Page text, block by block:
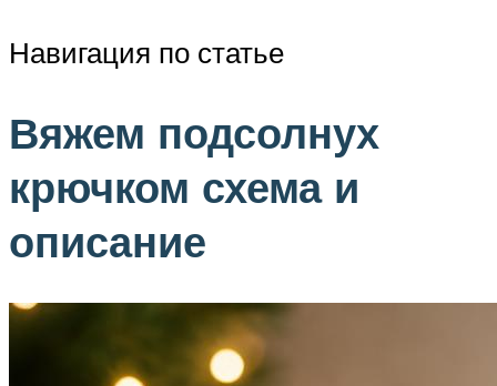
Навигация по статье
Вяжем подсолнух
крючком схема и
описание